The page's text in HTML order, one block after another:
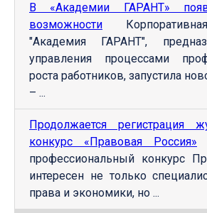
В «Академии ГАРАНТ»
возможности
"Академия ГАРАНТ",
управления процессами
роста работников, запустила
– ...
Продолжается регистрация
конкурс «Правовая Россия»
профессиональный конкурс
интересен не только
права и экономики, но ...